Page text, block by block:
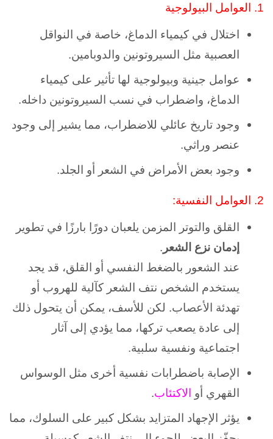
1.
العوامل البيولوجية
اختلال في كيمياء الدماغ، خاصة في النواقل
العصبية مثل السيروتونين والدوبامين.
عوامل جينية وبيولوجية لها تأثير على كيمياء
الدماغ، واضطراب في نسب السيروتونين داخله.
وجود تاريخ عائلي للاضطراب، مما يشير إلى وجود
عنصر وراثي.
وجود بعض الأمراض في الشعر أو الجلد.
2. العوامل النفسية:
القلق والتوتر المزمن يلعبان دورًا بارزًا في تطوير
إدمان نزع الشعر .
عند الشعور بالضغط النفسي أو القلق، قد يجد
يستخدم الشخص نتف الشعر كآلية للهروب أو
تهدئة الأعصاب. لكن للأسف، يمكن أن يتحول ذلك
إلى عادة يصعب تركها، مما يؤدي إلى آثار
اجتماعية ونفسية سلبية.
الإصابة باضطرابات نفسية أخرى مثل الوسواس
القهري أو الاكتئاب.
يؤثر الإجهاد المتزايد بشكل كبير على السلوك، مما